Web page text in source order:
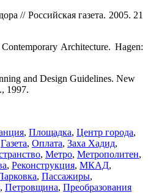
// Российская газета. 2005. 21
Architecture. Hagen:
and Design Guidelines. New
1997.
, Площадка, Центр города,
Газета, Оплата, Заха Хадид,
, Метро, Метрополитен,
, Реконструкция, МКАД,
, Пассажиры,
, Петровщина, Преобразования